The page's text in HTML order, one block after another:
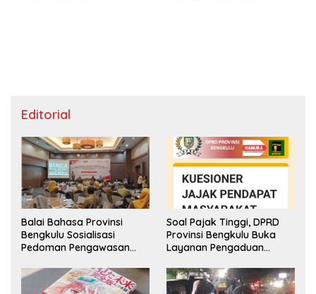
Editorial
Balai Bahasa Provinsi
Bengkulu Sosialisasi
Pedoman Pengawasan
Indonesia
Soal Pajak Tinggi, DPRD
Provinsi Bengkulu Buka
Layanan Pengaduan